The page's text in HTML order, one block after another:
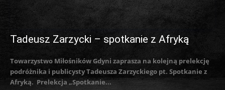
Tadeusz Zarzycki – spotkanie z Afryką
Towarzystwo Miłośników Gdyni zaprasza na kolejną prelekcję
podróżnika i publicysty Tadeusza Zarzyckiego pt. Spotkanie z
Afryką. Prelekcja „Spotkanie...